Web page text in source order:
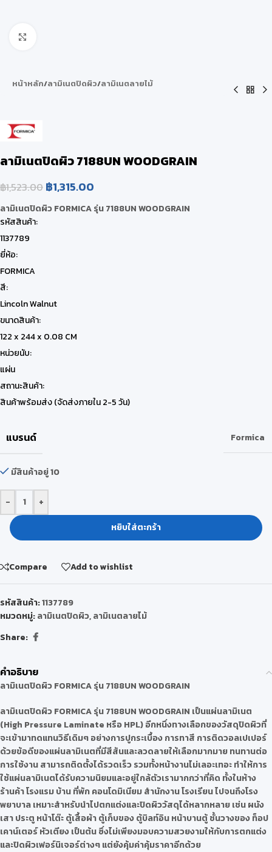
หน้าหลัก/ลามิเนตปิดผิว/ลามิเนตลายไม้
ลามิเนตปิดผิว 7188UN WOODGRAIN
฿1,523.00 ฿1,315.00
ลามิเนตปิดผิว FORMICA รุ่น 7188UN WOODGRAIN
รหัสสินค้า:
1137789
ยี่ห้อ:
FORMICA
สี:
Lincoln Walnut
ขนาดสินค้า:
122 x 244 x 0.08 CM
หน่วยนับ:
แผ่น
สถานะสินค้า:
สินค้าพร้อมส่ง (จัดส่งภายใน 2-5 วัน)
แบรนด์ Formica
มีสินค้าอยู่ 10
-
+
หยิบใส่ตะกร้า
Compare Add to wishlist
รหัสสินค้า:1137789
หมวดหมู่:ลามิเนตปิดผิว,ลามิเนตลายไม้
Share:
คำอธิบาย
ลามิเนตปิดผิวFORMICA รุ่น 7188UN WOODGRAIN
ลามิเนตปิดผิวFORMICA รุ่น 7188UN WOODGRAIN เป็นแผ่นลามิเนต
(High Pressure Laminate หรือ HPL) อีกหนึ่งทางเลือกของวัสดุปิดผิวที่
จะเข้ามาทดแทนวิธีเดิมๆ อย่างการปูกระเบื้อง การทาสี การติดวอลเปเปอร์
ด้วยข้อดีของแผ่นลามิเนตที่มีสีสันและลวดลายให้เลือกมากมาย ทนทานต่อ
การใช้งาน สามารถติดตั้งได้รวดเร็ว รวมทั้งหน้างานไม่เลอะเทอะ ทำให้การ
ใช้แผ่นลามิเนตได้รับความนิยมและอยู่ใกล้ตัวเรามากกว่าที่คิด ทั้งในห้าง
ร้านค้า โรงแรม บ้าน ที่พัก คอนโดมิเนียม สำนักงาน โรงเรียน ไปจนถึงโรง
พยาบาล เหมาะสำหรับนำไปตกแต่งและปิดผิววัสดุได้หลากหลาย เช่น ผนัง
เสา ประตู หน้าโต๊ะ ตู้เสื้อผ้า ตู้เก็บของ ตู้บิลท์อิน หน้าบานตู้ ชั้นวางของ ท็อป
เคาน์เตอร์ หัวเตียง เป็นต้น ซึ่งไม่เพียงมอบความสวยงามให้กับการตกแต่ง
และปิดผิวเฟอร์นิเจอร์ต่างๆ แต่ยังคุ้มค่าคุ้มราคาอีกด้วย